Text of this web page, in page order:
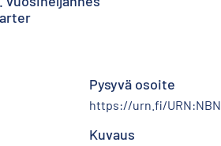
Pysyvä osoite
https://urn.fi/
Kuvaus